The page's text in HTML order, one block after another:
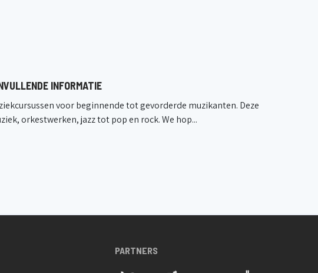
INFORMATIE
voor beginnende tot gevorderde muzikanten. Deze
orkestwerken, jazz tot pop en rock. We hop...
PARTNERS